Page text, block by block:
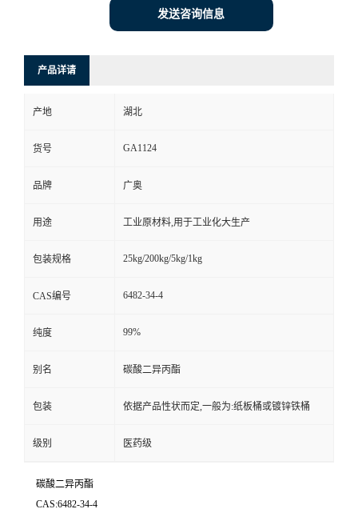
发送咨询信息
产品详请
产地 湖北
货号 GA1124
品牌 广奥
用途 工业原材料,用于工业化大生产
包装规格 25kg/200kg/5kg/1kg
CAS编号 6482-34-4
纯度 99%
别名 碳酸二异丙酯
包装 依据产品性状而定,一般为:纸板桶或镀锌铁桶
级别 医药级
碳酸二异丙酯
CAS:6482-34-4